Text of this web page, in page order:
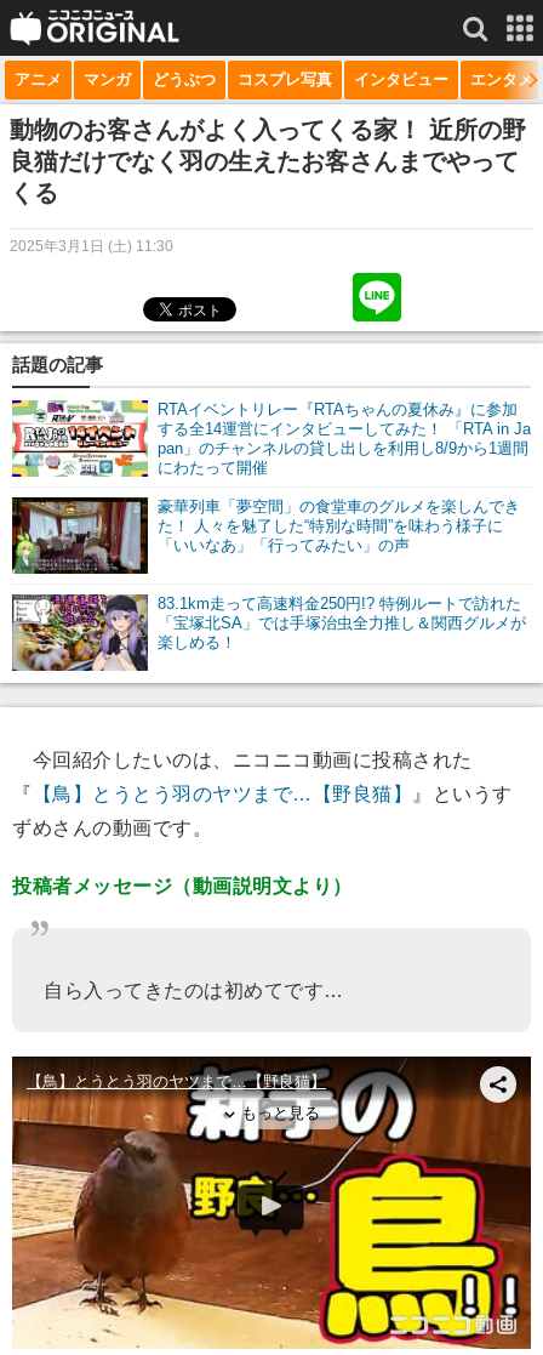
サービス一覧 もっと見る
niconico
動画
生放送
マンガ
ニコニコQ
アニメ マンガ どうぶつ コスプレ写真 インタビュー エンタメ
動物のお客さんがよく入ってくる家！ 近所の野
良猫だけでなく羽の生えたお客さんまでやって
くる
2025年3月1日 (土) 11:30
話題の記事
RTAイベントリレー『RTAちゃんの夏休み』に参加
する全14運営にインタビューしてみた！ 「RTA in Ja
pan」のチャンネルの貸し出しを利用し8/9から1週間
にわたって開催
豪華列車「夢空間」の食堂車のグルメを楽しんでき
た！ 人々を魅了した“特別な時間”を味わう様子に
「いいなあ」「行ってみたい」の声
83.1km走って高速料金250円!? 特例ルートで訪れた
「宝塚北SA」では手塚治虫全力推し＆関西グルメが
楽しめる！
今回紹介したいのは、ニコニコ動画に投稿された
『 【鳥】とうとう羽のヤツまで…【野良猫】
』というす
ずめさんの動画です。
投稿者メッセージ（動画説明文より）
自ら入ってきたのは初めてです…